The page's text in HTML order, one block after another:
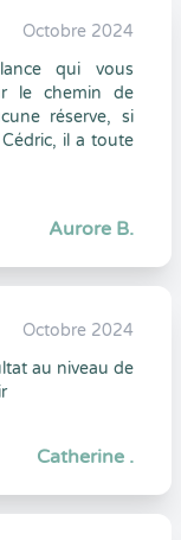
Octobre 2024
qui vous
le chemin de
réserve, si
il a toute
Aurore B.
Octobre 2024
au niveau de
Catherine .